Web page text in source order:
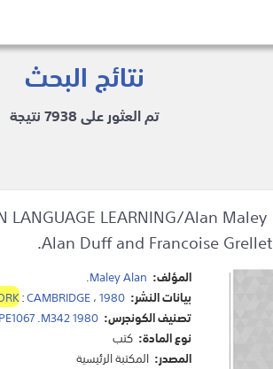
نتائج البحث
تم العثور على 7938 نتيجة
LANGUAGE LEARNING/Alan Maley
Alan Duff and Francoise Grellet.
المؤلف: Maley Alan
.
بيانات النشر:
:CAMBRIDGE،1980
تصنيف الكونجرس: PE1067 .M342 1980
نوع المادة: كتب
المصدر: المكتبة الرئيسية